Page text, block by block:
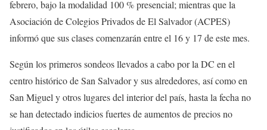
febrero, bajo la modalidad 100 % presencial; mientras que la
Asociación de Colegios Privados de El Salvador (ACPES)
informó que sus clases comenzarán entre el 16 y 17 de este mes.
Según los primeros sondeos llevados a cabo por la DC en el
centro histórico de San Salvador y sus alrededores, así como en
San Miguel y otros lugares del interior del país, hasta la fecha no
se han detectado indicios fuertes de aumentos de precios no